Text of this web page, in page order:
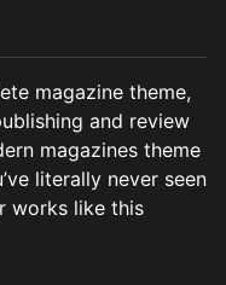
magazine theme,
and review
magazines theme
literally never seen
works like this